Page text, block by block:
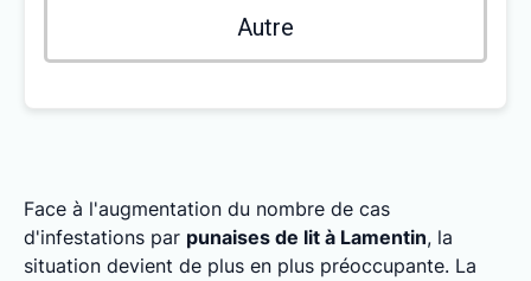
Autre
Face à l'augmentation du nombre de cas
d'infestations par punaises de lit à Lamentin, la
situation devient de plus en plus préoccupante. La